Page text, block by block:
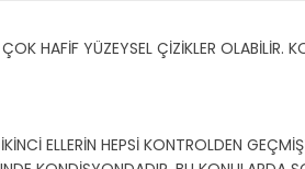
HAFİF YÜZEYSEL ÇİZİKLER OLABİLİR.
ELLERİN HEPSİ KONTROLDEN